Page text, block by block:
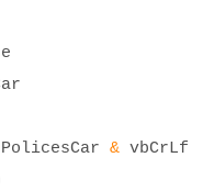
PolicesCar & vbCrLf